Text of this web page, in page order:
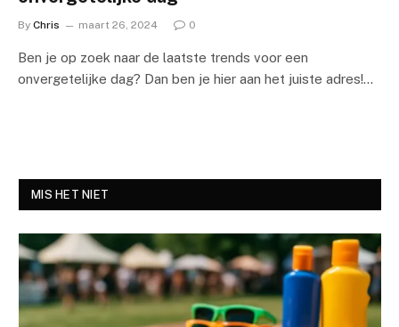
By Chris maart 26, 2024 0
Ben je op zoek naar de laatste trends voor een
onvergetelijke dag? Dan ben je hier aan het juiste adres!…
MIS HET NIET